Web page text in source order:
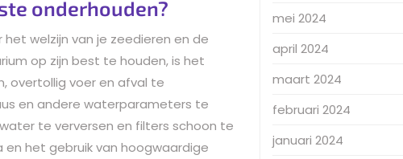
onderhouden?
welzijn van je zeedieren en de
op zijn best te houden, is het
overtollig voer en afval te
en andere waterparameters te
te verversen en filters schoon te
het gebruik van hoogwaardige
mei 2024
april 2024
maart 2024
februari 2024
januari 2024